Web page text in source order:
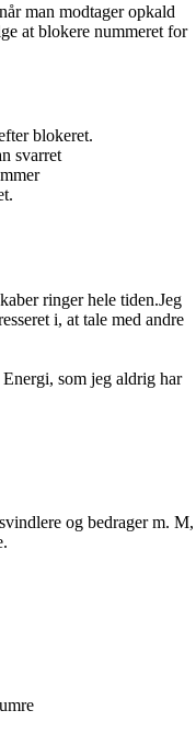
man modtager opkald
at blokere nummeret for
blokeret.
svarret
ringer hele tiden.Jeg
i, at tale med andre
som jeg aldrig har
og bedrager m. M,